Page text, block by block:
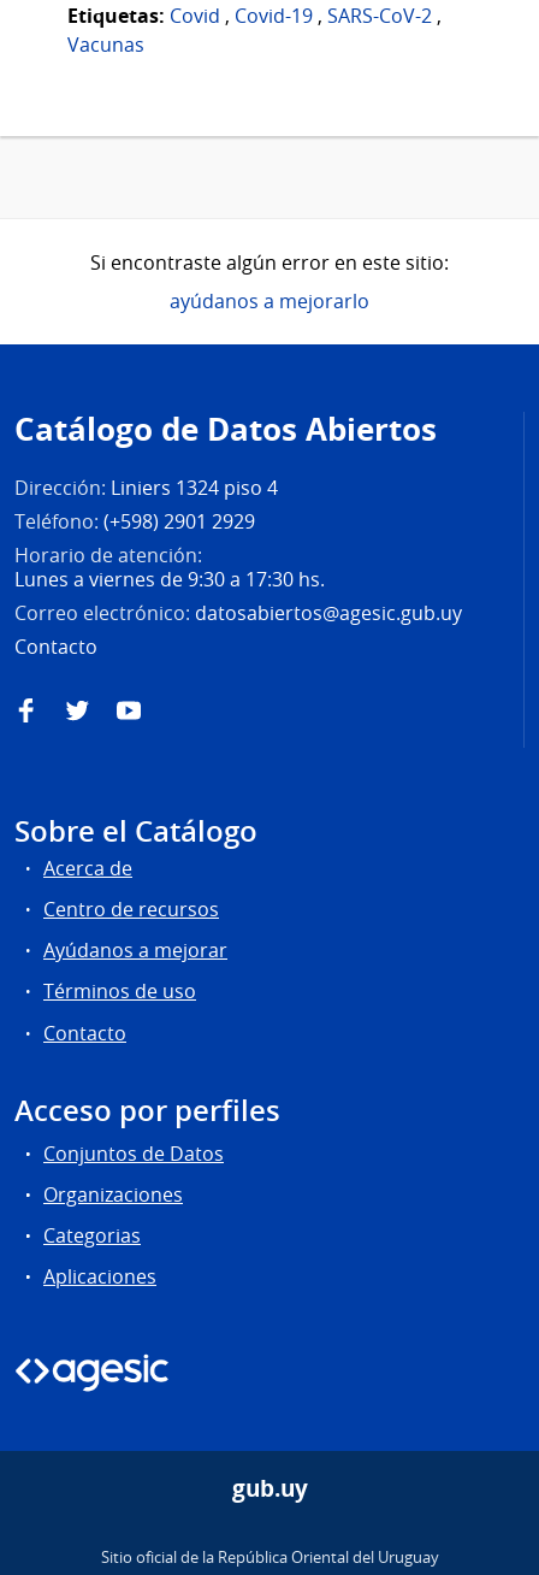
Etiquetas: Covid , Covid-19 , SARS-CoV-2 ,
Vacunas
Si encontraste algún error en este sitio:
ayúdanos a mejorarlo
de
página
Catálogo de Datos Abiertos
Dirección: Liniers 1324 piso 4
Teléfono: (+598) 2901 2929
Horario de atención:
Lunes a viernes de 9:30 a 17:30 hs.
Correo electrónico: datosabiertos@agesic.gub.uy
Contacto
FacebookTwitterYouTube
Sobre el Catálogo
Acerca de
Centro de recursos
Ayúdanos a mejorar
Términos de uso
Contacto
Acceso por perfiles
Conjuntos de Datos
Organizaciones
Categorias
Aplicaciones
gub.uy
Sitio oficial de la República Oriental del Uruguay